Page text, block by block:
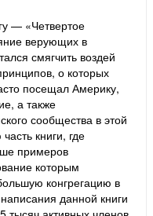
— «Четвертое
верующих в
смягчить воздей
о которых
посещал Америку,
а также
сообщества в этой
книги, где
примеров
которым
конгрегацию в
данной книги